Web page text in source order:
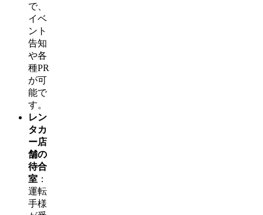
で、
イベ
ント
告知
や各
種PR
が可
能で
す。
レン
タカ
ー店
舗の
待合
室 ：
運転
手様